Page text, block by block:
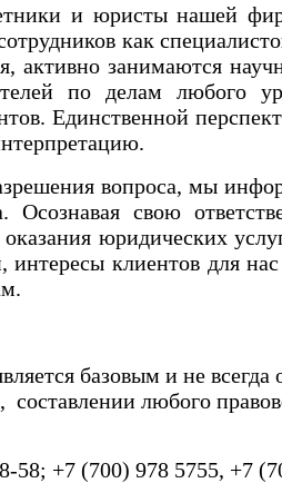
и юристы нашей
как
занимаются
по делам любого
Единственной
вопроса, мы
свою
юридических
клиентов для
базовым и не всегда
любого
58; +7 (700) 978 5755, +7